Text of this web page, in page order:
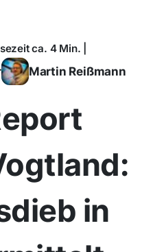
ca. 4 Min. |
Martin Reißmann
in